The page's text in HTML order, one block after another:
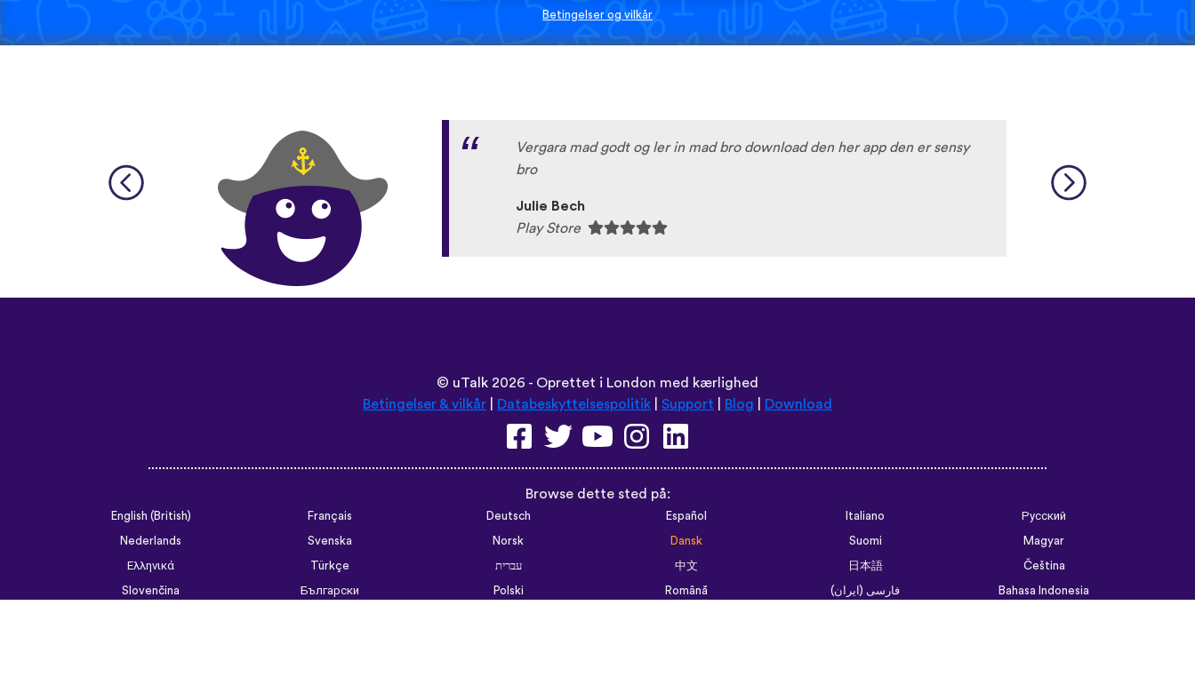
Betingelser og vilkår
Vergara mad godt og ler in mad bro download den her app den er sensy
bro
Julie Bech
Play Store
© uTalk 2026 - Oprettet i London med kærlighed
Betingelser & vilkår
Databeskyttelsespolitik Support Blog Download
Browse dette sted på:
English (British) Français Deutsch Español Italiano
Русский
Nederlands
Svenska Norsk Dansk Suomi
Magyar
Ελληνικά
Türkçe עברית 中文 日本語
Čeština
Slovenčina
Български Polski Română فارسی (ایران)
Bahasa Indonesia